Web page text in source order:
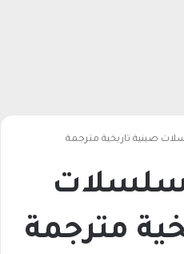
صينية تاريخية مترجمة
مترجمة